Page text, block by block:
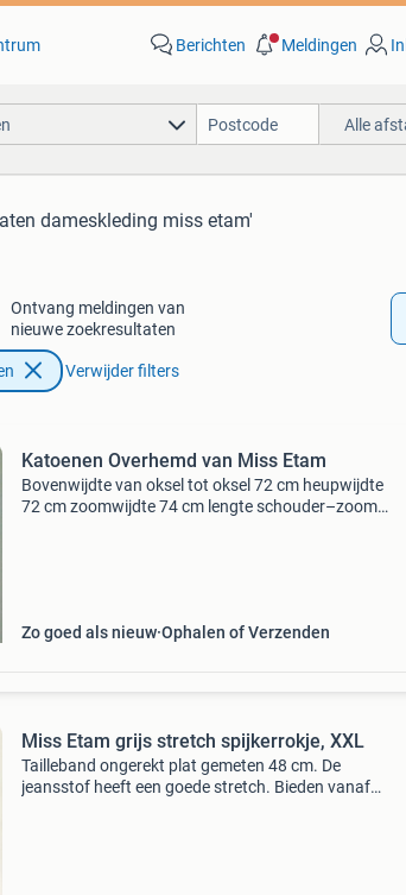
Berichten Meldingen
Alle
dameskleding miss etam'
Ontvang meldingen van
nieuwe zoekresultaten
Verwijder filters
Katoenen Overhemd van Miss Etam
Bovenwijdte van oksel tot oksel 72 cm heupwijdte
72 cm zoomwijdte 74 cm lengte schouder–zoom
Zo goed als nieuw Ophalen of Verzenden
Miss Etam grijs stretch spijkerrokje, XXL
Tailleband ongerekt plat gemeten 48 cm. De
jeansstof heeft een goede stretch. Bieden vanaf